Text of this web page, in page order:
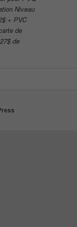
Niveau
+ PVC
de
de